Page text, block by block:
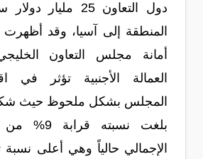
دول التعاون 25
المنطقة إلى آسيا، وقد
أمانة مجلس التعاون
العمالة الأجنبية تؤثر في
المجلس بشكل ملحوظ حيث
بلغت نسبته
الإجمالي حالياً وهي أعلى